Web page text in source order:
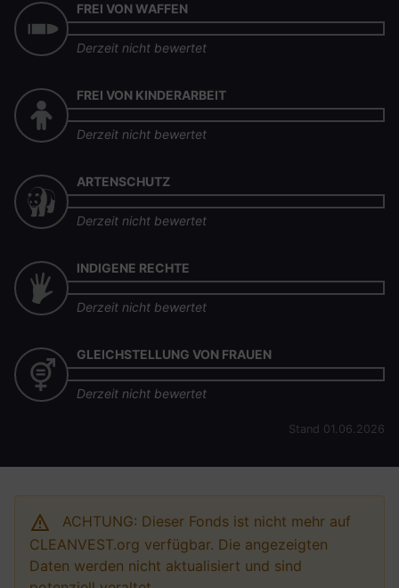
FREI VON WAFFEN
Derzeit nicht bewertet
FREI VON KINDERARBEIT
Derzeit nicht bewertet
ARTENSCHUTZ
Derzeit nicht bewertet
INDIGENE RECHTE
Derzeit nicht bewertet
GLEICHSTELLUNG VON FRAUEN
Derzeit nicht bewertet
Stand 01.06.2026
ACHTUNG: Dieser Fonds ist nicht mehr auf
CLEANVEST.org verfügbar. Die angezeigten
Daten werden nicht aktualisiert und sind